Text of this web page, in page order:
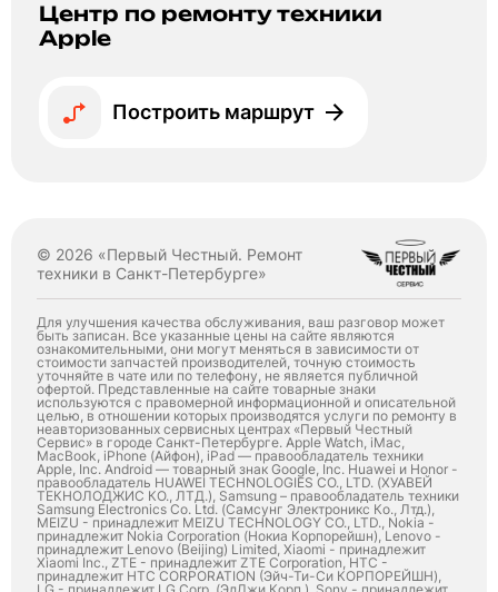
Центр по ремонту техники
Apple
Построить маршрут
© 2026 «Первый Честный. Ремонт
техники в Санкт-Петербурге»
Для улучшения качества обслуживания, ваш разговор может
быть записан. Все указанные цены на сайте являются
ознакомительными, они могут меняться в зависимости от
стоимости запчастей производителей, точную стоимость
уточняйте в чате или по телефону, не является публичной
офертой. Представленные на сайте товарные знаки
используются с правомерной информационной и описательной
целью, в отношении которых производятся услуги по ремонту в
неавторизованных сервисных центрах «Первый Честный
Сервис» в городе Санкт-Петербурге. Apple Watch, iMac,
MacBook, iPhone (Айфон), iPad — правообладатель техники
Apple, Inc. Android — товарный знак Google, Inc. Huawei и Honor -
правообладатель HUAWEI TECHNOLOGIES CO., LTD. (ХУАВЕЙ
ТЕКНОЛОДЖИС КО., ЛТД.), Samsung – правообладатель техники
Samsung Electronics Co. Ltd. (Самсунг Электроникс Ко., Лтд.),
MEIZU - принадлежит MEIZU TECHNOLOGY CO., LTD., Nokia -
принадлежит Nokia Corporation (Нокиа Корпорейшн), Lenovo -
принадлежит Lenovo (Beijing) Limited, Xiaomi - принадлежит
Xiaomi Inc., ZTE - принадлежит ZTE Corporation, HTC -
принадлежит HTC CORPORATION (Эйч-Ти-Си КОРПОРЕЙШН),